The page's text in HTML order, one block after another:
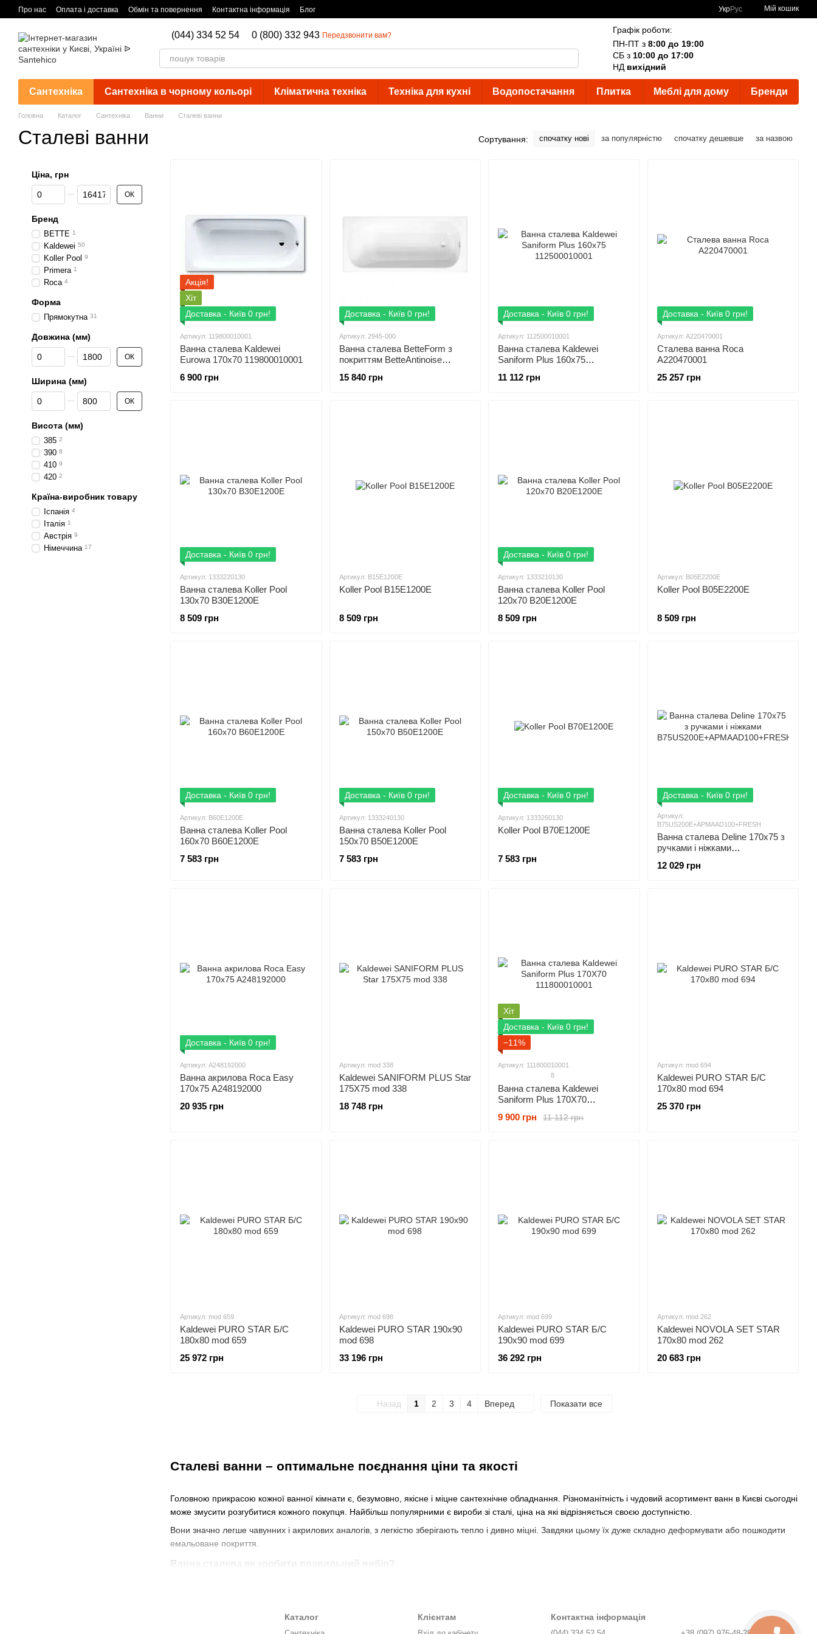
Перейти до основного контенту
Про нас Оплата і доставка Обмін та повернення Контактна інформація Блог УкрРус Мій кошик
(044) 334 52 54 0 (800) 332 943 Передзвонити вам?
Графік роботи:
ПН-ПТ з 8:00 до 19:00
СБ з 10:00 до 17:00
НД вихідний
Сантехніка Сантехніка в чорному кольорі Кліматична техніка Техніка для кухні Водопостачання Плитка Меблі для дому Бренди
Головна Каталог Сантехніка Ванни Сталеві ванни
Сталеві ванни Сортування: спочатку нові за популярністю спочатку дешевше за назвою
Сталеві ванни – оптимальне поєднання ціни та якості
Головною прикрасою кожної ванної кімнати є, безумовно, якісне і міцне сантехнічне обладнання. Різноманітність і чудовий асортимент ванн в Києві сьогодні
може змусити розгубитися кожного покупця. Найбільш популярними є вироби зі сталі, ціна на які відрізняється своєю доступністю.
Вони значно легше чавунних і акрилових аналогів, з легкістю зберігають тепло і дивно міцні. Завдяки цьому їх дуже складно деформувати або пошкодити
емальоване покриття.
Ванна сталева як зробити правильний вибір?
Сталеві ванни, купити які можна не тільки в Київ р., але і будь-якому іншому куточку України, дуже пластичні, завдяки чому мають досить різноманітний і
Акція!
Хіт
Доставка - Київ 0 грн!
Артикул: 119800010001
Ванна сталева Kaldewei
Eurowa 170x70 119800010001
6 900 грн
Доставка - Київ 0 грн!
Артикул: 2945-000
Ванна сталева BetteForm з
покриттям BetteAntinoise
000
15 840 грн
Доставка - Київ 0 грн!
Артикул: 112500010001
Ванна сталева Kaldewei
Saniform Plus 160x75
11 112 грн
Доставка - Київ 0 грн!
Артикул: A220470001
Сталева ванна Roca
A220470001
25 257 грн
Доставка - Київ 0 грн!
Артикул: 1333220130
Ванна сталева Koller Pool
130x70 B30E1200E
8 509 грн
Артикул: B15E1200E
Koller Pool B15E1200E
8 509 грн
Доставка - Київ 0 грн!
Артикул: 1333210130
Ванна сталева Koller Pool
120x70 B20E1200E
8 509 грн
Артикул: B05E2200E
Koller Pool B05E2200E
8 509 грн
Доставка - Київ 0 грн!
Артикул: B60E1200E
Ванна сталева Koller Pool
160x70 B60E1200E
7 583 грн
Доставка - Київ 0 грн!
Артикул: 1333240130
Ванна сталева Koller Pool
150x70 B50E1200E
7 583 грн
Доставка - Київ 0 грн!
Артикул: 1333260130
Koller Pool B70E1200E
7 583 грн
Доставка - Київ 0 грн!
Артикул:
B75US200E+APMAAD100+FRESH
Ванна сталева Deline 170х75 з
ручками і ніжками
12 029 грн
Доставка - Київ 0 грн!
Артикул: A248192000
Ванна акрилова Roca Easy
170x75 A248192000
20 935 грн
Артикул: mod 338
Kaldewei SANIFORM PLUS Star
175X75 mod 338
18 748 грн
Хіт
Доставка - Київ 0 грн!
−11%
Артикул: 111800010001
8
Ванна сталева Kaldewei
Saniform Plus 170X70
11 112 грн
9 900 грн
Артикул: mod 694
Kaldewei PURO STAR Б/С
170x80 mod 694
25 370 грн
Артикул: mod 659
Kaldewei PURO STAR Б/С
180x80 mod 659
25 972 грн
Артикул: mod 698
Kaldewei PURO STAR 190x90
mod 698
33 196 грн
Артикул: mod 699
Kaldewei PURO STAR Б/С
190x90 mod 699
36 292 грн
Артикул: mod 262
Kaldewei NOVOLA SET STAR
170x80 mod 262
20 683 грн
Назад 1 2 3 4 Вперед Показати все
Ціна, грн
Від Ціна, грн
До Ціна, грн ОК
Бренд
BETTE 1
Kaldewei 50
Koller Pool 9
Primera 1
Roca 4
Форма
Прямокутна 31
Довжина (мм)
Від Довжина (мм)
До Довжина (мм) ОК
Ширина (мм)
Від Ширина (мм)
До Ширина (мм) ОК
Висота (мм)
385 2
390 8
410 9
420 2
Країна-виробник товару
Іспанія 4
Італія 1
Австрія 9
Німеччина 17
Каталог Клієнтам Контактна інформація